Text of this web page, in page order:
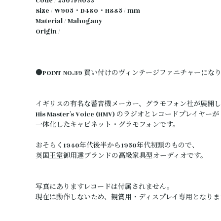
Size / W905・D480・H885 / mm
Material / Mahogany
Origin /
●POINT NO.39 買い付けのヴィンテージファニチャーになり
イギリスの有名な蓄音機メーカー、グラモフォン社が展開
His Master's Voice (HMV) のラジオとレコードプレイヤーが
一体化したキャビネット・グラモフォンです。
おそらく1940年代後半から1950年代初頭のもので、
英国王室御用達ブランドの高級家具型オーディオです。
写真にありますレコードは付属されません。
現在は動作しないため、観賞用・ディスプレイ専用となりま